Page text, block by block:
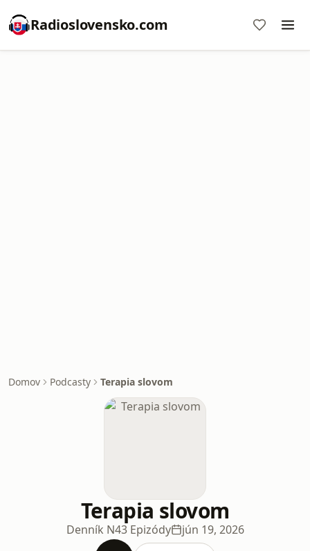
Radioslovensko.com
Domov Podcasty Terapia slovom
Terapia slovom
Denník N43 Epizódy jún 19, 2026